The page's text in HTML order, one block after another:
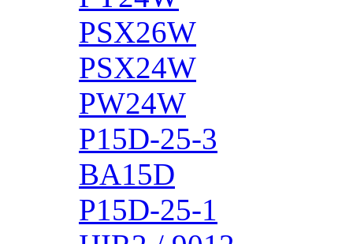
PSX26W
PSX24W
PW24W
P15D-25-3
BA15D
P15D-25-1